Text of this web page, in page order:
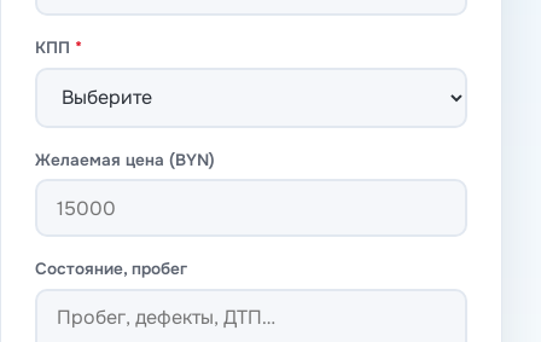
КПП *
Желаемая цена (BYN)
Состояние, пробег